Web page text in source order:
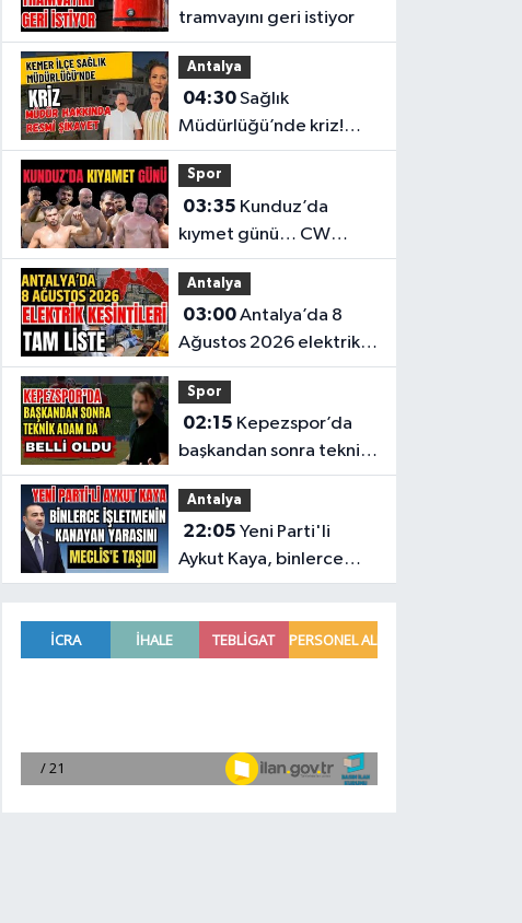
tramvayını geri istiyor
Antalya
04:30Sağlık
Müdürlüğü’nde kriz!
Müdür hakkında resmi
şikayet
Spor
03:35
kıymet günü… CW
Enerji Yağlı Güreş
Ligi’nin 6. Etabı öncesi
nefesler tutuldu
Antalya
03:00Antalya’da 8
Ağustos 2026 elektrik
kesintilerinin tam listesi
Spor
02:15
başkandan sonra teknik
adam da belli oldu
Antalya
22:05
Aykut Kaya, binlerce
işletmenin kanayan